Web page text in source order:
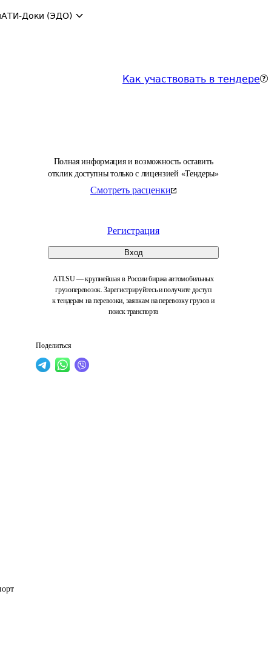
АТИ-Доки (ЭДО)
Как участвовать в тендере
Полная информация и возможность оставить
отклик доступны только с лицензией «Тендеры»
Смотреть расценки
Регистрация
Вход
ATI.SU — крупнейшая в России биржа автомобильных
грузоперевозок. Зарегистрируйтесь и получите доступ
к тендерам на перевозки, заявкам на перевозку грузов и
поиск транспорта
Поделиться